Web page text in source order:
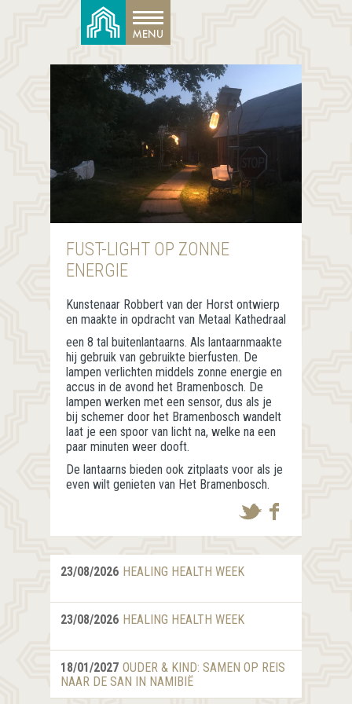
FUST-LIGHT OP ZONNE
ENERGIE
Kunstenaar Robbert van der Horst ontwierp
en maakte in opdracht van Metaal Kathedraal
een 8 tal buitenlantaarns. Als lantaarnmaakte
hij gebruik van gebruikte bierfusten. De
lampen verlichten middels zonne energie en
accus in de avond het Bramenbosch. De
lampen werken met een sensor, dus als je
bij schemer door het Bramenbosch wandelt
laat je een spoor van licht na, welke na een
paar minuten weer dooft.
De lantaarns bieden ook zitplaats voor als je
even wilt genieten van Het Bramenbosch.
23/08/2026 HEALING HEALTH WEEK
23/08/2026 HEALING HEALTH WEEK
18/01/2027 OUDER & KIND: SAMEN OP REIS
NAAR DE SAN IN NAMIBIË